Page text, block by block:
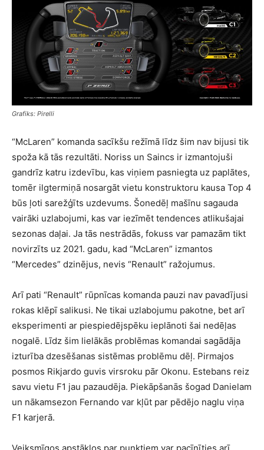
Grafiks: Pirelli
“McLaren” komanda sacīkšu režīmā līdz šim nav bijusi tik
spoža kā tās rezultāti. Noriss un Saincs ir izmantojuši
gandrīz katru izdevību, kas viņiem pasniegta uz paplātes,
tomēr ilgtermiņā nosargāt vietu konstruktoru kausa Top 4
būs ļoti sarežģīts uzdevums. Šonedēļ mašīnu sagauda
vairāki uzlabojumi, kas var iezīmēt tendences atlikušajai
sezonas daļai. Ja tās nestrādās, fokuss var pamazām tikt
novirzīts uz 2021. gadu, kad “McLaren” izmantos
“Mercedes” dzinējus, nevis “Renault” ražojumus.
Arī pati “Renault” rūpnīcas komanda pauzi nav pavadījusi
rokas klēpī salikusi. Ne tikai uzlabojumu pakotne, bet arī
eksperimenti ar piespiedējspēku ieplānoti šai nedēļas
nogalē. Līdz šim lielākās problēmas komandai sagādāja
izturība dzesēšanas sistēmas problēmu dēļ. Pirmajos
posmos Rikjardo guvis virsroku pār Okonu. Estebans reiz
savu vietu F1 jau pazaudēja. Piekāpšanās šogad Danielam
un nākamsezon Fernando var kļūt par pēdējo naglu viņa
F1 karjerā.